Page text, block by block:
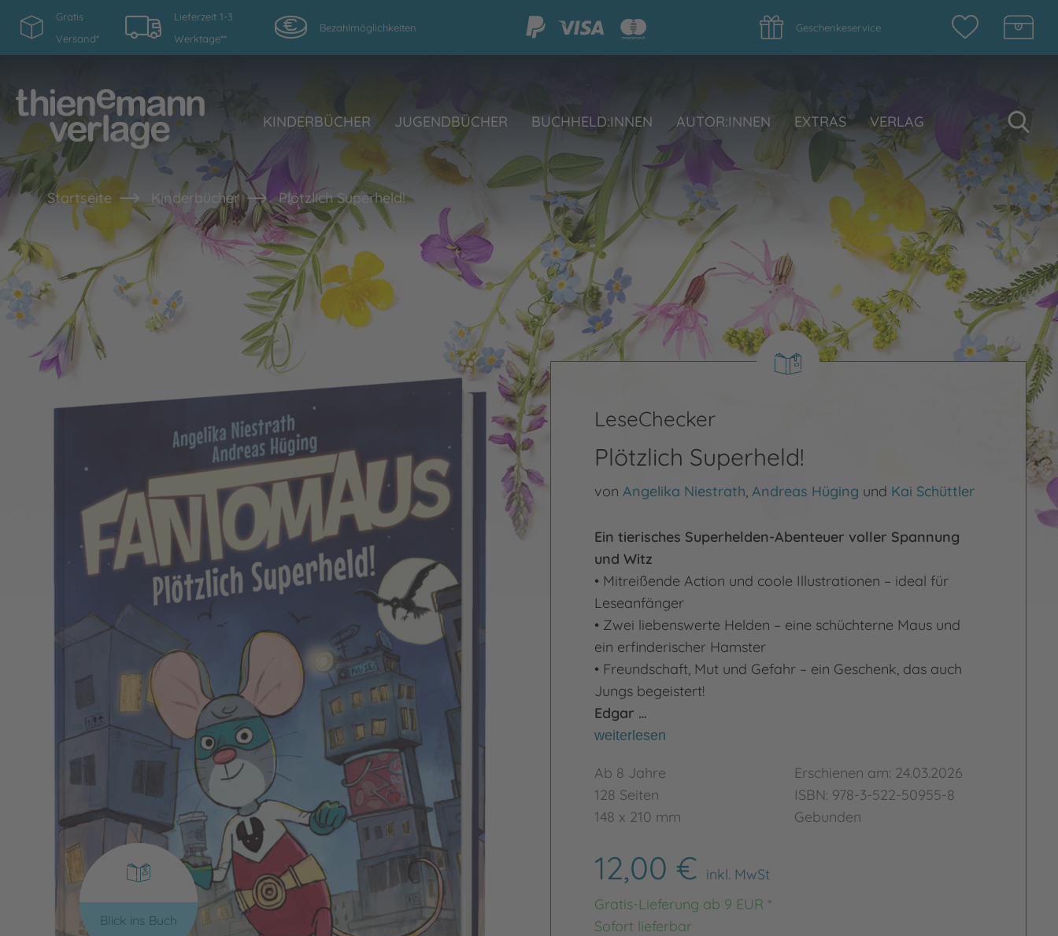
Gratis
Versand*
Lieferzeit 1-3
Werktage**
Bezahlmöglichkeiten Geschenkeservice
KINDERBÜCHER JUGENDBÜCHER BUCHHELD:INNEN AUTOR:INNEN EXTRAS VERLAG
Startseite Kinderbücher Plötzlich Superheld!
Blick ins Buch
LeseChecker
Plötzlich Superheld!
von Angelika Niestrath, Andreas Hüging und Kai Schüttler
Ein tierisches Superhelden-Abenteuer voller Spannung
und Witz
• Mitreißende Action und coole Illustrationen – ideal für
Leseanfänger
• Zwei liebenswerte Helden – eine schüchterne Maus und
ein erfinderischer Hamster
• Freundschaft, Mut und Gefahr – ein Geschenk, das auch
Jungs begeistert!
Edgar …
weiterlesen
Ab 8 Jahre
128 Seiten
148 x 210 mm
Erschienen am: 24.03.2026
ISBN: 978-3-522-50955-8
Gebunden
12,00 € inkl. MwSt
Gratis-Lieferung ab 9 EUR *
Sofort lieferbar